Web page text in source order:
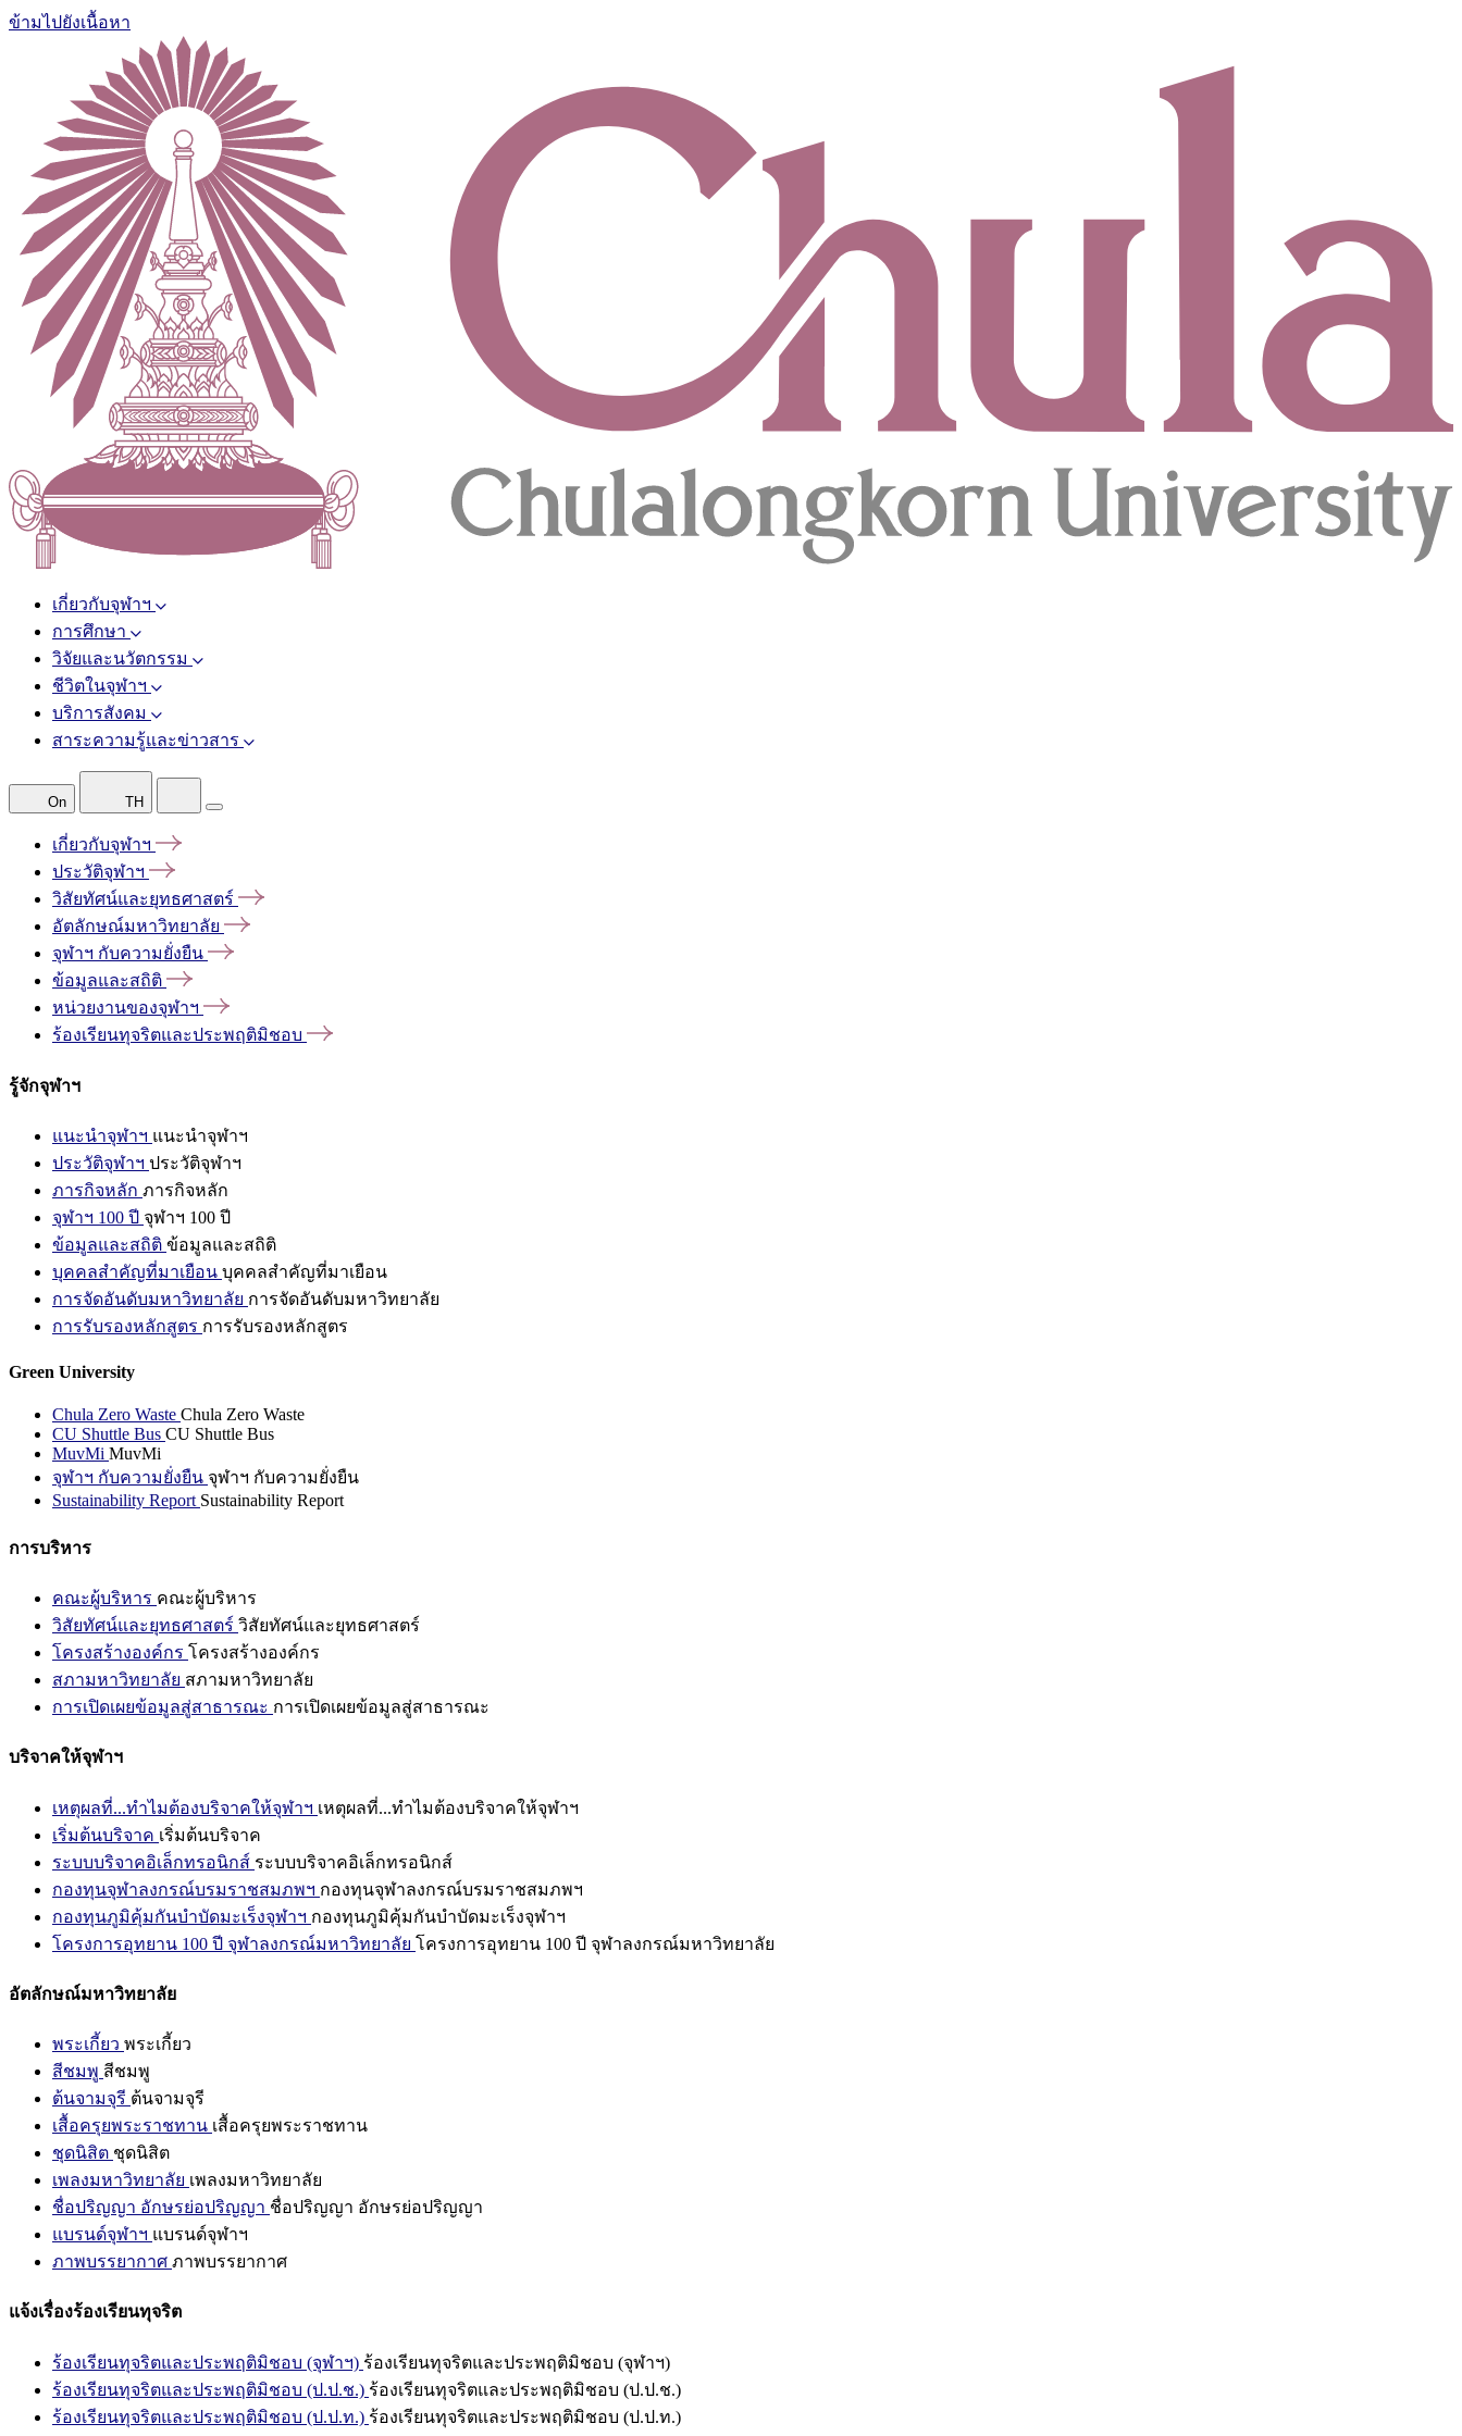
ข้ามไปยังเนื้อหา
เกี่ยวกับจุฬาฯ
การศึกษา
วิจัยและนวัตกรรม
ชีวิตในจุฬาฯ
บริการสังคม
สาระความรู้และข่าวสาร
On TH
เกี่ยวกับจุฬาฯ
ประวัติจุฬาฯ
วิสัยทัศน์และยุทธศาสตร์
อัตลักษณ์มหาวิทยาลัย
จุฬาฯ กับความยั่งยืน
ข้อมูลและสถิติ
หน่วยงานของจุฬาฯ
ร้องเรียนทุจริตและประพฤติมิชอบ
รู้จักจุฬาฯ
แนะนำจุฬาฯ แนะนำจุฬาฯ
ประวัติจุฬาฯ ประวัติจุฬาฯ
ภารกิจหลัก ภารกิจหลัก
จุฬาฯ 100 ปี จุฬาฯ 100 ปี
ข้อมูลและสถิติ ข้อมูลและสถิติ
บุคคลสำคัญที่มาเยือน บุคคลสำคัญที่มาเยือน
การจัดอันดับมหาวิทยาลัย การจัดอันดับมหาวิทยาลัย
การรับรองหลักสูตร การรับรองหลักสูตร
Green University
Chula Zero Waste Chula Zero Waste
CU Shuttle Bus CU Shuttle Bus
MuvMi MuvMi
จุฬาฯ กับความยั่งยืน จุฬาฯ กับความยั่งยืน
Sustainability Report Sustainability Report
การบริหาร
คณะผู้บริหาร คณะผู้บริหาร
วิสัยทัศน์และยุทธศาสตร์ วิสัยทัศน์และยุทธศาสตร์
โครงสร้างองค์กร โครงสร้างองค์กร
สภามหาวิทยาลัย สภามหาวิทยาลัย
การเปิดเผยข้อมูลสู่สาธารณะ การเปิดเผยข้อมูลสู่สาธารณะ
บริจาคให้จุฬาฯ
เหตุผลที่...ทำไมต้องบริจาคให้จุฬาฯ เหตุผลที่...ทำไมต้องบริจาคให้จุฬาฯ
เริ่มต้นบริจาค เริ่มต้นบริจาค
ระบบบริจาคอิเล็กทรอนิกส์ ระบบบริจาคอิเล็กทรอนิกส์
กองทุนจุฬาลงกรณ์บรมราชสมภพฯ กองทุนจุฬาลงกรณ์บรมราชสมภพฯ
กองทุนภูมิคุ้มกันบำบัดมะเร็งจุฬาฯ กองทุนภูมิคุ้มกันบำบัดมะเร็งจุฬาฯ
โครงการอุทยาน 100 ปี จุฬาลงกรณ์มหาวิทยาลัย โครงการอุทยาน 100 ปี จุฬาลงกรณ์มหาวิทยาลัย
อัตลักษณ์มหาวิทยาลัย
พระเกี้ยว พระเกี้ยว
สีชมพู สีชมพู
ต้นจามจุรี ต้นจามจุรี
เสื้อครุยพระราชทาน เสื้อครุยพระราชทาน
ชุดนิสิต ชุดนิสิต
เพลงมหาวิทยาลัย เพลงมหาวิทยาลัย
ชื่อปริญญา อักษรย่อปริญญา ชื่อปริญญา อักษรย่อปริญญา
แบรนด์จุฬาฯ แบรนด์จุฬาฯ
ภาพบรรยากาศ ภาพบรรยากาศ
แจ้งเรื่องร้องเรียนทุจริต
ร้องเรียนทุจริตและประพฤติมิชอบ (จุฬาฯ) ร้องเรียนทุจริตและประพฤติมิชอบ (จุฬาฯ)
ร้องเรียนทุจริตและประพฤติมิชอบ (ป.ป.ช.) ร้องเรียนทุจริตและประพฤติมิชอบ (ป.ป.ช.)
ร้องเรียนทุจริตและประพฤติมิชอบ (ป.ป.ท.) ร้องเรียนทุจริตและประพฤติมิชอบ (ป.ป.ท.)